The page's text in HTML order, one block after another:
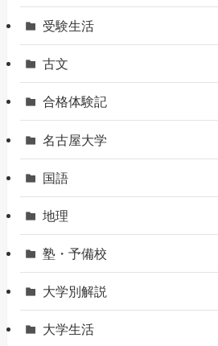
受験生活
古文
合格体験記
名古屋大学
国語
地理
塾・予備校
大学別解説
大学生活